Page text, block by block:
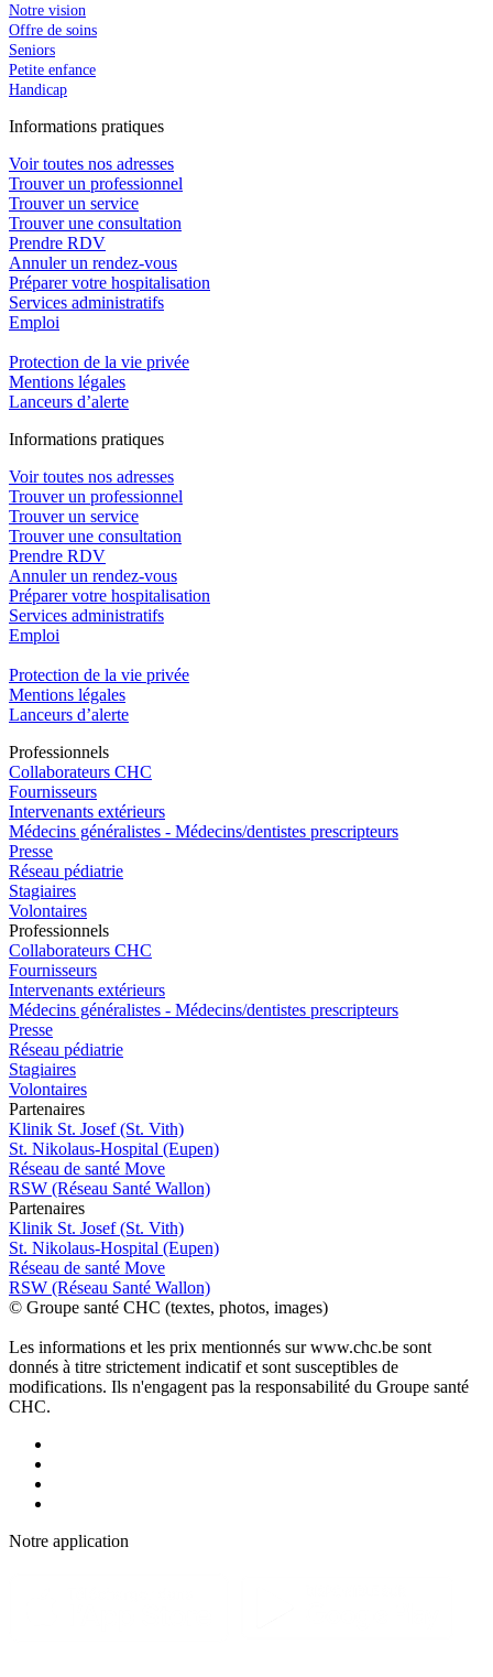
Notre vision
Offre de soins
Seniors
Petite enfance
Handicap
Informations pratiques
Voir toutes nos adresses
Trouver un professionnel
Trouver un service
Trouver une consultation
Prendre RDV
Annuler un rendez-vous
Préparer votre hospitalisation
Services administratifs
Emploi​
Protection de la vie privée
Mentions légales
Lanceurs d’alerte
Informations pratiques
Voir toutes nos adresses
Trouver un professionnel
Trouver un service
Trouver une consultation
Prendre RDV
Annuler un rendez-vous
Préparer votre hospitalisation
Services administratifs
Emploi​
Protection de la vie privée
Mentions légales
Lanceurs d’alerte
Professionnels
Collaborateurs CHC
Fournisseurs
Intervenants extérieurs
Médecins généralistes - Médecins/dentistes prescripteurs
Presse
Réseau pédiatrie
Stagiaires
Volontaires
Professionnels
Collaborateurs CHC
Fournisseurs
Intervenants extérieurs
Médecins généralistes - Médecins/dentistes prescripteurs
Presse
Réseau pédiatrie
Stagiaires
Volontaires
Partenaires
Klinik St. Josef (St. Vith)
St. Nikolaus-Hospital (Eupen)
Réseau de santé Move
RSW (Réseau Santé Wallon)
Partenaires
Klinik St. Josef (St. Vith)
St. Nikolaus-Hospital (Eupen)
Réseau de santé Move
RSW (Réseau Santé Wallon)
© Groupe santé CHC (textes, photos, images)
Les informations et les prix mentionnés sur www.chc.be sont
donnés à titre strictement indicatif et sont susceptibles de
modifications. Ils n'engagent pas la responsabilité du Groupe santé
CHC.
Notre application